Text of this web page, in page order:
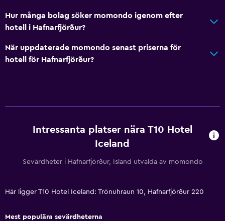
Hur många bolag söker momondo igenom efter
hotell i Hafnarfjörður?
När uppdaterade momondo senast priserna för
hotell för Hafnarfjörður?
Intressanta platser nära T10 Hotel
Iceland
Sevärdheter i Hafnarfjörður, Island utvalda av momondo
Här ligger T10 Hotel Iceland: Trönuhraun 10, Hafnarfjörður 220
Mest populära sevärdheterna